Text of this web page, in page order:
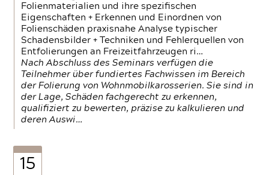
Folienmaterialien und ihre spezifischen
Eigenschaften + Erkennen und Einordnen von
Folienschäden praxisnahe Analyse typischer
Schadensbilder + Techniken und Fehlerquellen von
Entfolierungen an Freizeitfahrzeugen ri…
Nach Abschluss des Seminars verfügen die
Teilnehmer über fundiertes Fachwissen im Bereich
der Folierung von Wohnmobilkarosserien. Sie sind in
der Lage, Schäden fachgerecht zu erkennen,
qualifiziert zu bewerten, präzise zu kalkulieren und
deren Auswi…
15